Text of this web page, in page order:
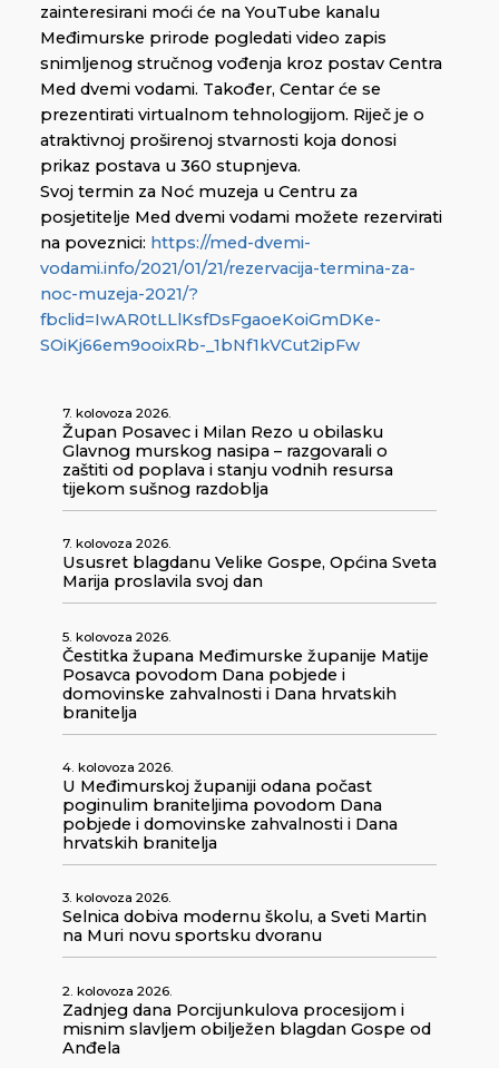
zainteresirani moći će na YouTube kanalu
Međimurske prirode pogledati video zapis
snimljenog stručnog vođenja kroz postav Centra
Med dvemi vodami. Također, Centar će se
prezentirati virtualnom tehnologijom. Riječ je o
atraktivnoj proširenoj stvarnosti koja donosi
prikaz postava u 360 stupnjeva.
Svoj termin za Noć muzeja u Centru za
posjetitelje Med dvemi vodami možete rezervirati
na poveznici: https://med-dvemi-
vodami.info/2021/01/21/rezervacija-termina-za-
noc-muzeja-2021/?
fbclid=IwAR0tLLlKsfDsFgaoeKoiGmDKe-
SOiKj66em9ooixRb-_1bNf1kVCut2ipFw
7. kolovoza 2026.
Župan Posavec i Milan Rezo u obilasku
Glavnog murskog nasipa – razgovarali o
zaštiti od poplava i stanju vodnih resursa
tijekom sušnog razdoblja
7. kolovoza 2026.
Ususret blagdanu Velike Gospe, Općina Sveta
Marija proslavila svoj dan
5. kolovoza 2026.
Čestitka župana Međimurske županije Matije
Posavca povodom Dana pobjede i
domovinske zahvalnosti i Dana hrvatskih
branitelja
4. kolovoza 2026.
U Međimurskoj županiji odana počast
poginulim braniteljima povodom Dana
pobjede i domovinske zahvalnosti i Dana
hrvatskih branitelja
3. kolovoza 2026.
Selnica dobiva modernu školu, a Sveti Martin
na Muri novu sportsku dvoranu
2. kolovoza 2026.
Zadnjeg dana Porcijunkulova procesijom i
misnim slavljem obilježen blagdan Gospe od
Anđela